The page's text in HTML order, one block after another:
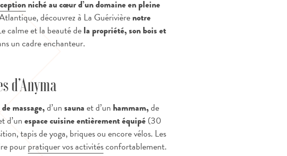
niché au cœur d’un domaine en pleine
découvrez à La Guérivièrenotre
calme et la beauté dela propriété,son bois et
un cadre enchanteur.
d’Anyma
massage,d’unsaunaet d’un hammam,de
d’unespace cuisine entièrement équipé(30
tapis de yoga, briques ou encore vélos. Les
pourpratiquer vos activitésconfortablement.